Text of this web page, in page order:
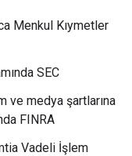
Menkul Kıymetler
SEC
ve medya şartlarına
FINRA
Vadeli İşlem